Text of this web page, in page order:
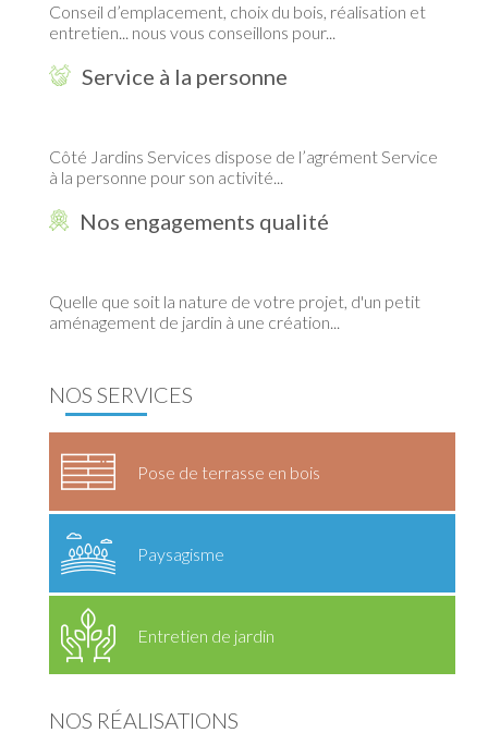
Conseil d’emplacement, choix du bois, réalisation et
entretien... nous vous conseillons pour...
Service à la personne
Côté Jardins Services dispose de l’agrément Service
à la personne pour son activité...
Nos engagements qualité
Quelle que soit la nature de votre projet, d'un petit
aménagement de jardin à une création...
NOS SERVICES
Pose de terrasse en bois
Paysagisme
Entretien de jardin
NOS RÉALISATIONS